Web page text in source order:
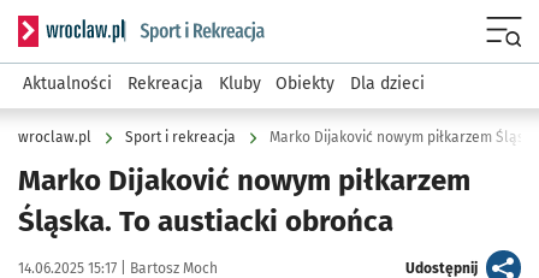
Serwis informacyjny wroclaw.pl podserwis: Sport i rekreacja
Aktualności Rekreacja Kluby Obiekty Dla dzieci
wroclaw.pl Sport i rekreacja Marko Dijaković nowym piłkarzem Śląska
Marko Dijaković nowym piłkarzem
Śląska. To austiacki obrońca
Data publikacji:
14.06.2025 15:17 | Autor:
Bartosz Moch Udostępnijartykuł